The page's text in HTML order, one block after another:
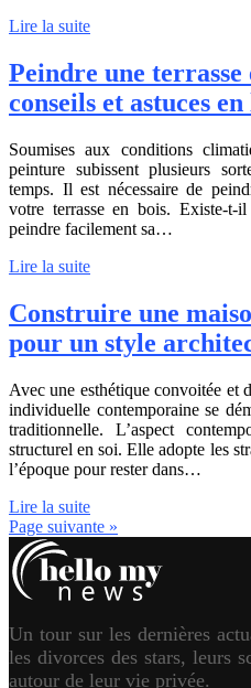
Lire la suite
Peindre une
conseils et astuces
Soumises aux conditions
peinture subissent plusieurs
temps. Il est nécessaire de
votre terrasse en bois. Existe-t-
peindre facilement sa…
Lire la suite
Construire une
pour un style
Avec une esthétique convoitée et
individuelle contemporaine se
traditionnelle. L’aspect
structurel en soi. Elle adopte les
l’époque pour rester dans…
Lire la suite
Page suivante »
Un tour sur les dernières
les divorces des stars, leurs
autour de leur vie privée.